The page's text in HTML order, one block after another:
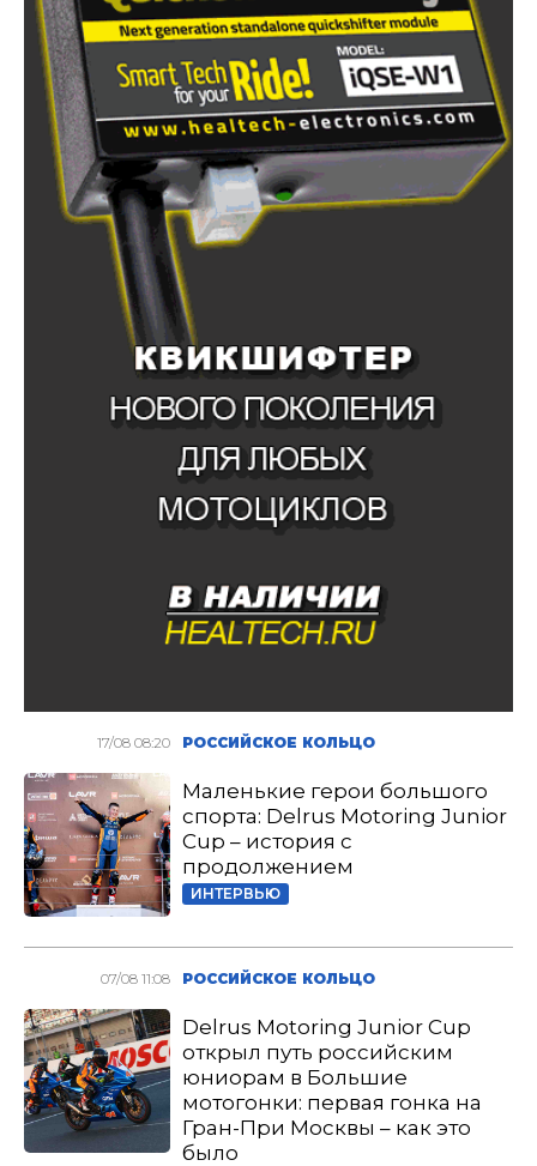
17/08 08:20 РОССИЙСКОЕ КОЛЬЦО
Маленькие герои большого
спорта: Delrus Motoring Junior
Cup – история с
продолжением
ИНТЕРВЬЮ
07/08 11:08 РОССИЙСКОЕ КОЛЬЦО
Delrus Motoring Junior Cup
открыл путь российским
юниорам в Большие
мотогонки: первая гонка на
Гран-При Москвы – как это
было